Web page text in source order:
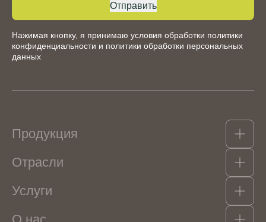
Отправить
Нажимая кнопку, я принимаю условия обработки политики
конфиденциальности и политики обработки персональных
данных
Продукция
Какао-продукты
Гидроколлоиды, структурообразователи и
эмульгаторы
Консерванты и пищевые кислоты
Отрасли
Кондитерские изделия
Напитки безалкогольные
Услуги